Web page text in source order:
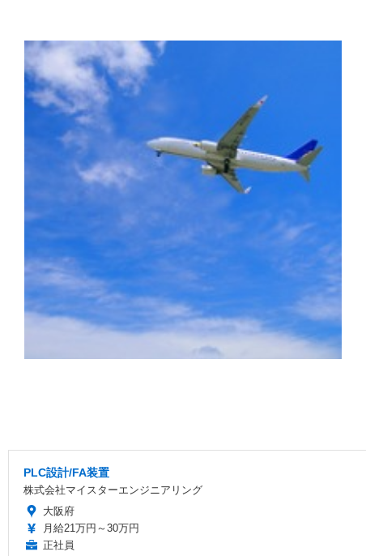
PLC設計/FA装置
株式会社マイスターエンジニアリング
大阪府
月給21万円～30万円
正社員